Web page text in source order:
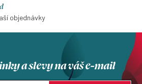
objednávky
a slevy na váš e-mail